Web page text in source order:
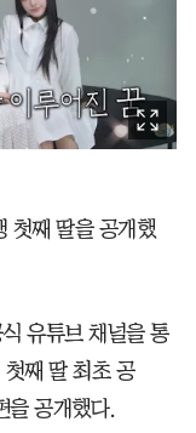
첫째 딸을 공개했
유튜브 채널을 통
째 딸 최초 공
을 공개했다.